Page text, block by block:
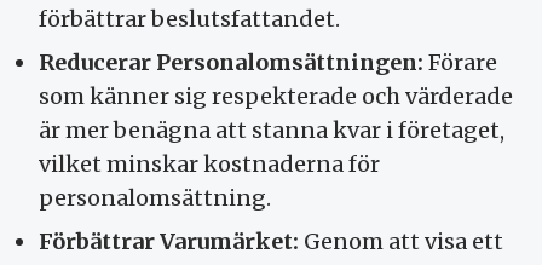
förbättrar beslutsfattandet.
Reducerar Personalomsättningen: Förare
som känner sig respekterade och värderade
är mer benägna att stanna kvar i företaget,
vilket minskar kostnaderna för
personalomsättning.
Förbättrar Varumärket: Genom att visa ett